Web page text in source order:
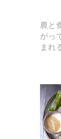
農と
がっ
まれ